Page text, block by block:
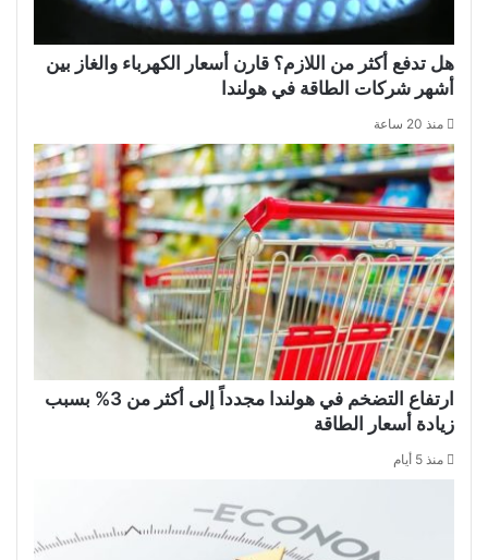
هل تدفع أكثر من اللازم؟ قارن أسعار الكهرباء والغاز بين
أشهر شركات الطاقة في هولندا
منذ 20 ساعة
ارتفاع التضخم في هولندا مجدداً إلى أكثر من 3% بسبب
زيادة أسعار الطاقة
منذ 5 أيام